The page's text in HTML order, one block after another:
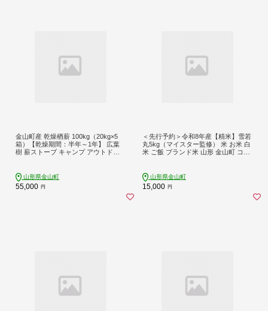
金山町産 乾燥楢薪 100kg（20kg×5
箱）【乾燥期間：半年～1年】 広葉
樹 薪ストーブ キャンプ アウトドア
山形県金山町
55,000 円
＜先行予約＞令和8年産【精米】雪若
丸5kg（マイスター監修） 米 お米 白
米 ご飯 ブランド米 山形 金山町 コメ
山形県金山町
15,000 円